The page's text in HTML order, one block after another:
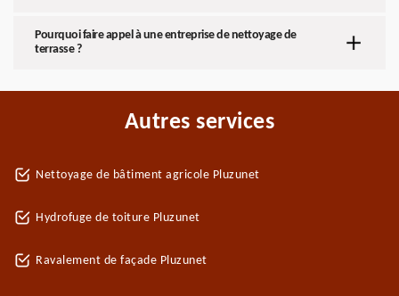
Pourquoi faire appel à une entreprise de nettoyage de
terrasse ?
Autres services
Nettoyage de bâtiment agricole Pluzunet
Hydrofuge de toiture Pluzunet
Ravalement de façade Pluzunet